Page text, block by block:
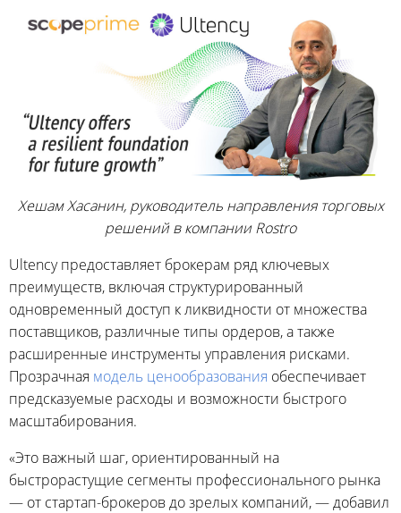
Хешам Хасанин, руководитель направления торговых
решений в компании Rostro
Ultency предоставляет брокерам ряд ключевых
преимуществ, включая структурированный
одновременный доступ к ликвидности от множества
поставщиков, различные типы ордеров, а также
расширенные инструменты управления рисками.
Прозрачная модель ценообразования обеспечивает
предсказуемые расходы и возможности быстрого
масштабирования.
«Это важный шаг, ориентированный на
быстрорастущие сегменты профессионального рынка
— от стартап-брокеров до зрелых компаний, — добавил